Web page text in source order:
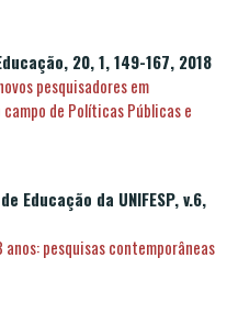
20, 1, 149-167, 2018
pesquisadores em
de Políticas Públicas e
Educação da UNIFESP, v.6,
pesquisas contemporâneas